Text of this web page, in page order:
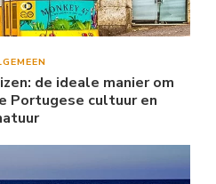
de ideale manier om
Portugese cultuur en